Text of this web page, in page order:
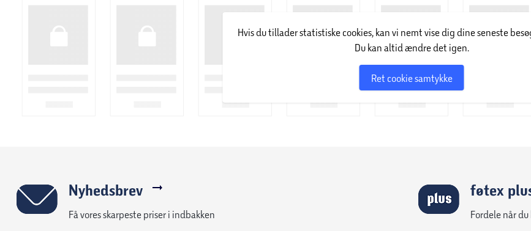
Hvis du tillader statistiske cookies, kan vi nemt vise dig dine seneste
Du kan altid ændre det igen.
Ret cookie samtykke
Nyhedsbrev
Få vores skarpeste priser i indbakken
føtex
Fordele når